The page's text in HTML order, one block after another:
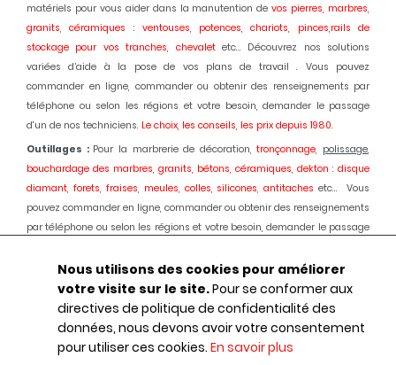
matériels pour vous aider dans la manutention devos pierres, marbres,
granits, céramiques : ventouses, potences, chariots, pinces,rails de
stockage pour vos tranches, chevalet etc... Découvrez nos solutions
variées d’aide à la pose de vos plans de travail . Vous pouvez
commander en ligne, commander ou obtenir des renseignements par
téléphone ou selon les régions et votre besoin, demander le passage
d'un de nos techniciens. Le choix, les conseils, les prix depuis 1980.
Outillages : Pour la marbrerie de décoration,tronçonnage, polissage,
bouchardage des marbres, granits, bétons, céramiques, dekton : disque
diamant, forets, fraises, meules, colles, silicones, antitaches etc... Vous
pouvez commander en ligne, commander ou obtenir des renseignements
par téléphone ou selon les régions et votre besoin, demander le passage
Machines : Pour la marbrerie de décoration, usinage etpolissage
marbres, granits, bétons, céramiques, dekton :Débiteuses, découpes jet
polissageautomatique des chants, centres d'usinages 3 et 5 axes,
robot, fil diamant, traitement des boues, aspiration des poussières,
ponçage de sols marbres et granits, équipements portatifs en
Nous utilisons des cookies pour améliorer
votre visite sur le site.Pour se conformer aux
directives de politique de confidentialité des
données, nous devons avoir votre consentement
pour utiliser ces cookies. En savoir plus